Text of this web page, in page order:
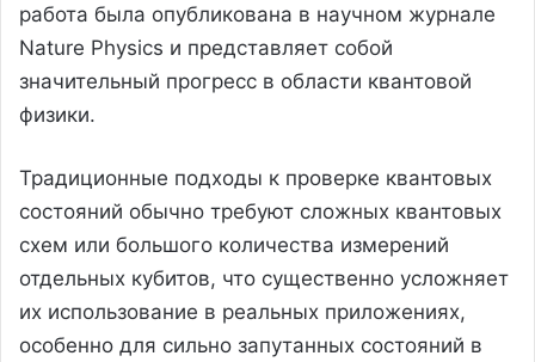
работа была опубликована в научном журнале
Nature Physics и представляет собой
значительный прогресс в области квантовой
физики.
Традиционные подходы к проверке квантовых
состояний обычно требуют сложных квантовых
схем или большого количества измерений
отдельных кубитов, что существенно усложняет
их использование в реальных приложениях,
особенно для сильно запутанных состояний в